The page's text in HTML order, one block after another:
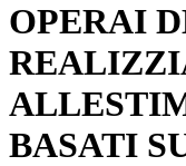
OPERAI
BASATI